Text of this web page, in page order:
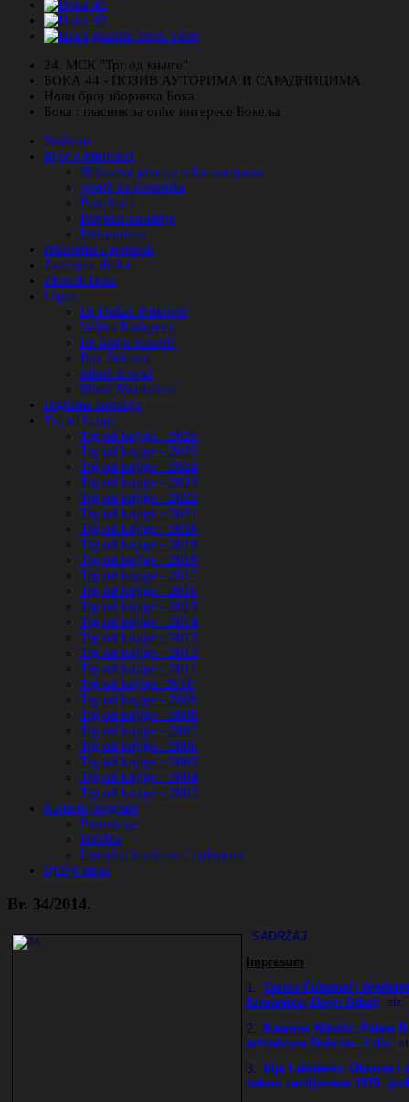
24. МСК "Трг од књиге"
БОКА 44 - ПОЗИВ АУТОРИМА И САРАДНИЦИМА
Нови број зборника Бока
Бока : гласник за опће интересе Бокеља
Naslovna
Riječ o Biblioteci
Slobodan pristup informacijama
Vodič za korisnike
Pravilnici
Projekti saradnje
Dokumenta
Biblioteka u prošlosti
Zavičajna zbirka
Zbornik Boka
Legati
Dr Dušan Petković
Veljko Radojević
Dr Sanja Subotić
Ilija Zeković
Miloš Kovač
Miraš Martinović
Digitalna kolekcija
Trg od knjige
Trg od knjige - 2026
Trg od knjige - 2025
Trg od knjige - 2024
Trg od knjige - 2023
Trg od knjige - 2022
Trg od knjige - 2021
Trg od knjige - 2020
Trg od knjige - 2019
Trg od knjige - 2018
Trg od knjige - 2017
Trg od knjige - 2016
Trg od knjige - 2015
Trg od knjige - 2014
Trg od knjige - 2013
Trg od knjige - 2012
Trg od knjige - 2011
Trg od knjige- 2010
Trg od knjige - 2009
Trg od knjige - 2008
Trg od knjige - 2007
Trg od knjige - 2006
Trg od knjige - 2005
Trg od knjige - 2004
Trg od knjige - 2003
Kulturni programi
Promocije
Izložbe
Literalni konkursi / radionice
Dječiji kutak
Br. 34/2014.
SADRŽAJ
Impresum
1. Zorica Čubrović:
Krimovice, Donji Grbalj str.
2.
Katarina Nikolić: Palata
arhitekture Dobrote - I dio
3.
Ilija Lalošević: Obnova i
nakon zemljotresa 1979.